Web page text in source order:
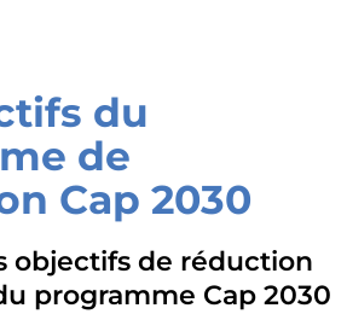
du
de
Cap 2030
objectifs de réduction
programme Cap 2030